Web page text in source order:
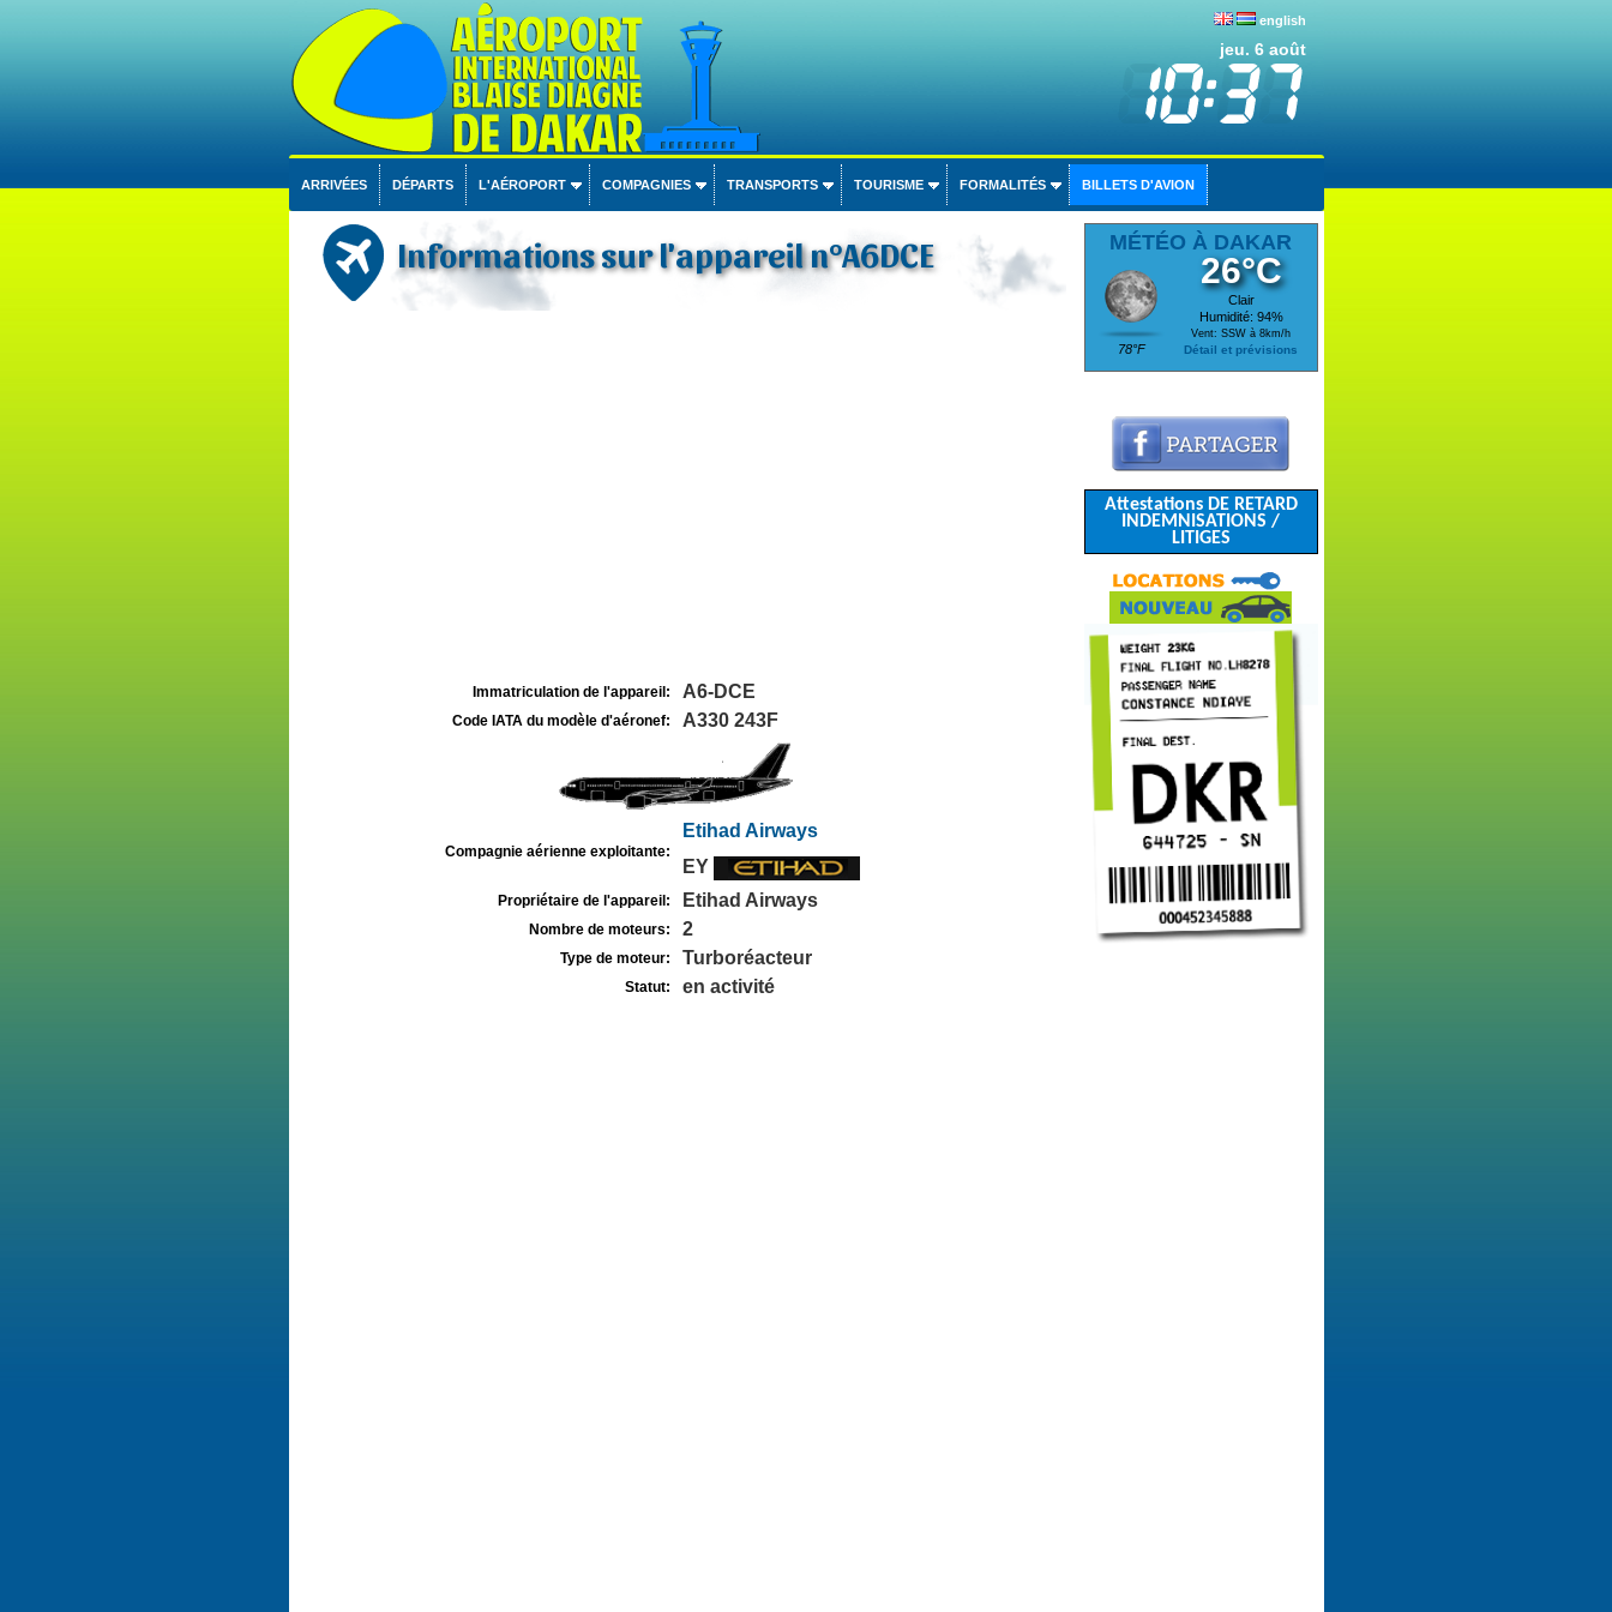
english
jeu. 6 août
ARRIVÉES DÉPARTS L'AÉROPORT COMPAGNIES TRANSPORTS TOURISME FORMALITÉS BILLETS D'AVION
Informations sur l'appareil n°A6DCE
Immatriculation de l'appareil: A6-DCE
Code IATA du modèle d'aéronef: A330 243F
Compagnie aérienne exploitante:
Etihad Airways
EY
Propriétaire de l'appareil: Etihad Airways
Nombre de moteurs: 2
Type de moteur: Turboréacteur
Statut: en activité
MÉTÉO À DAKAR
78°F
26°C
Clair
Humidité: 94%
Vent: SSW à 8km/h
Détail et prévisions
Attestations DE RETARD
INDEMNISATIONS /
LITIGES